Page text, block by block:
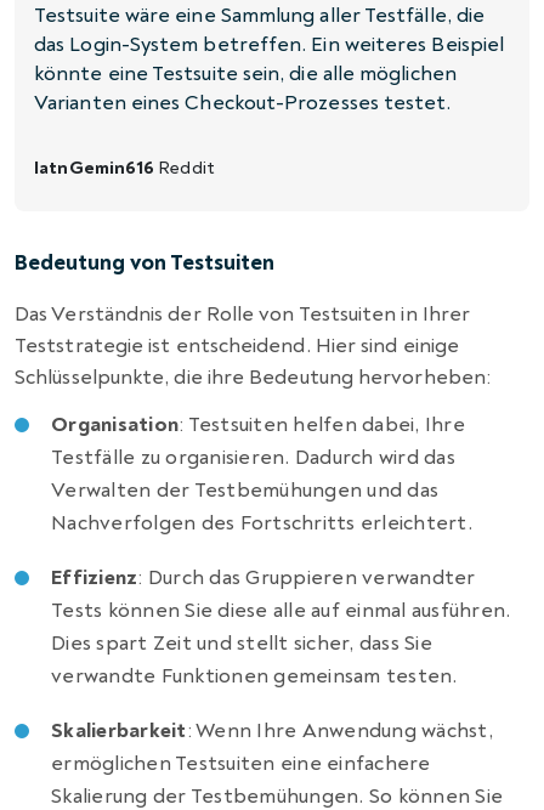
Testsuite wäre eine Sammlung aller Testfälle, die
das Login-System betreffen. Ein weiteres Beispiel
könnte eine Testsuite sein, die alle möglichen
Varianten eines Checkout-Prozesses testet.
latnGemin616 Reddit
Bedeutung von Testsuiten
Das Verständnis der Rolle von Testsuiten in Ihrer
Teststrategie ist entscheidend. Hier sind einige
Schlüsselpunkte, die ihre Bedeutung hervorheben:
Organisation: Testsuiten helfen dabei, Ihre
Testfälle zu organisieren. Dadurch wird das
Verwalten der Testbemühungen und das
Nachverfolgen des Fortschritts erleichtert.
Effizienz: Durch das Gruppieren verwandter
Tests können Sie diese alle auf einmal ausführen.
Dies spart Zeit und stellt sicher, dass Sie
verwandte Funktionen gemeinsam testen.
Skalierbarkeit: Wenn Ihre Anwendung wächst,
ermöglichen Testsuiten eine einfachere
Skalierung der Testbemühungen. So können Sie